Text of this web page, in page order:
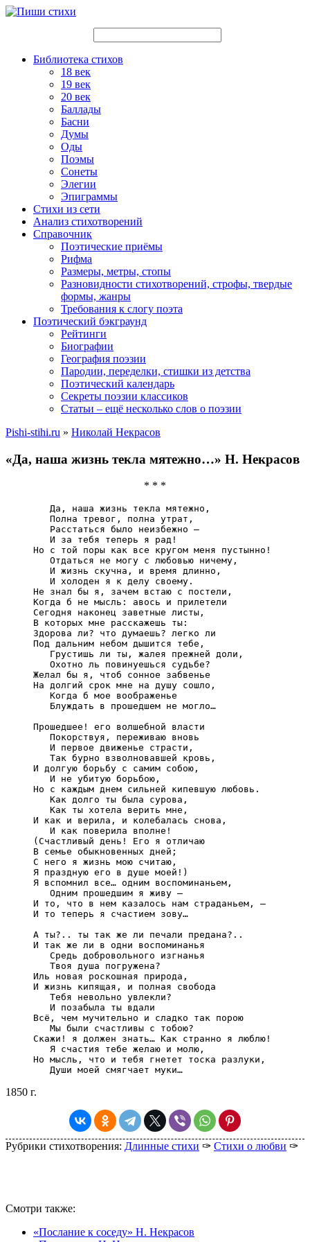
Библиотека стихов
18 век
19 век
20 век
Баллады
Басни
Думы
Оды
Поэмы
Сонеты
Элегии
Эпиграммы
Стихи из сети
Анализ стихотворений
Справочник
Поэтические приёмы
Рифма
Размеры, метры, стопы
Разновидности стихотворений, строфы, твердые
формы, жанры
Требования к слогу поэта
Поэтический бэкграунд
Рейтинги
Биографии
География поэзии
Пародии, переделки, стишки из детства
Поэтический календарь
Секреты поэзии классиков
Статьи – ещё несколько слов о поэзии
Pishi-stihi.ru » Николай Некрасов
«Да, наша жизнь текла мятежно…» Н. Некрасов
* * *
   Да, наша жизнь текла мятежно,
‎   Полна тревог, полна утрат,
‎   Расстаться было неизбежно –
‎   И за тебя теперь я рад!
Но с той поры как все кругом меня пустынно!
‎   Отдаться не могу с любовью ничему,
‎   И жизнь скучна, и время длинно,
‎   И холоден я к делу своему.
Не знал бы я, зачем встаю с постели,
Когда б не мысль: авось и прилетели
Сегодня наконец заветные листы,
В которых мне расскажешь ты:
Здорова ли? что думаешь? легко ли
Под дальним небом дышится тебе,
‎   Грустишь ли ты, жалея прежней доли,
‎   Охотно ль повинуешься судьбе?
Желал бы я, чтоб сонное забвенье
На долгий срок мне на душу сошло,
‎   Когда б мое воображенье
   Блуждать в прошедшем не могло…
Прошедшее! его волшебной власти
‎   Покорствуя, переживаю вновь
‎   И первое движенье страсти,
‎   Так бурно взволновавшей кровь,
И долгую борьбу с самим собою,
‎   И не убитую борьбою,
Но с каждым днем сильней кипевшую любовь.
‎   Как долго ты была сурова,
‎   Как ты хотела верить мне,
И как и верила, и колебалась снова,
‎   И как поверила вполне!
(Счастливый день! Его я отличаю
В семье обыкновенных дней;
С него я жизнь мою считаю,
Я праздную его в душе моей!)
Я вспомнил все… одним воспоминаньем,
‎   Одним прошедшим я живу –
И то, что в нем казалось нам страданьем, –
И то теперь я счастием зову…
А ты?.. ты так же ли печали предана?..
И так же ли в одни воспоминанья
‎   Средь добровольного изгнанья
‎   Твоя душа погружена?
Иль новая роскошная природа,
И жизнь кипящая, и полная свобода
‎   Тебя невольно увлекли?
‎   И позабыла ты вдали
Всё, чем мучительно и сладко так порою
‎   Мы были счастливы с тобою?
Скажи! я должен знать… Как странно я люблю!
‎   Я счастия тебе желаю и молю,
Но мысль, что и тебя гнетет тоска разлуки,
‎   Души моей смягчает муки…
1850 г.
Рубрики стихотворения: Длинные стихи ✑ Стихи о любви ✑
Смотри также:
«Послание к соседу» Н. Некрасов